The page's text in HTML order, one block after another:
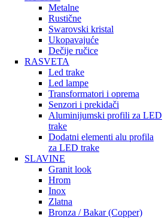
Metalne
Rustične
Swarovski kristal
Ukopavajuće
Dečije ručice
RASVETA
Led trake
Led lampe
Transformatori i oprema
Senzori i prekidači
Aluminijumski profili za LED
trake
Dodatni elementi alu profila
za LED trake
SLAVINE
Granit look
Hrom
Inox
Zlatna
Bronza / Bakar (Copper)